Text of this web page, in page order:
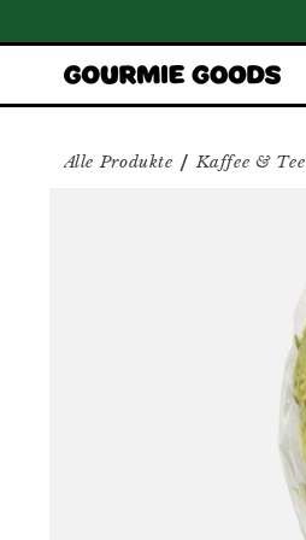
Alle Produkte /Kaffee & Tee